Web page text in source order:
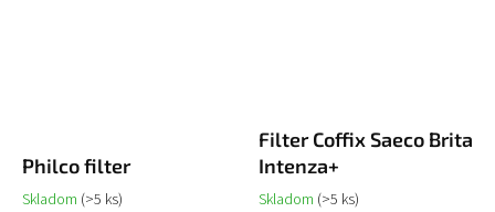
Philco filter
Skladom (>5 ks)
Filter Coffix Saeco Brita
Intenza+
Skladom (>5 ks)